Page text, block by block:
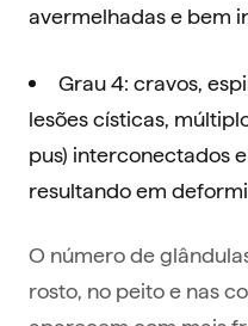
avermelhadas e bem
Grau 4: cravos,
lesões císticas,
pus) interconectados
resultando em
O número de
rosto, no peito e nas